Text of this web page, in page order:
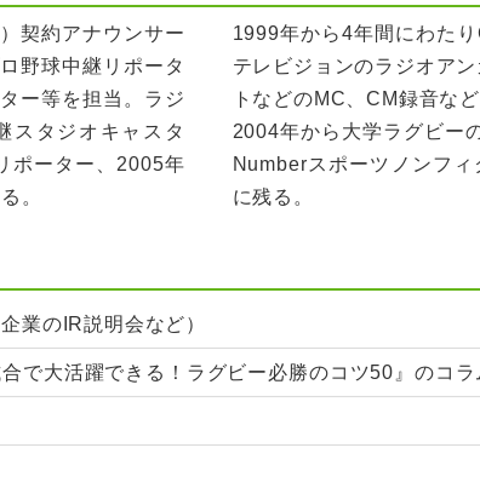
契約アナウンサー
野球中継リポータ
ー等を担当。ラジ
スタジオキャスタ
ポーター、2005年
。
1999年から4年間にわた
テレビジョンのラジオア
トなどのMC、CM録音な
2004年から大学ラグビー
Numberスポーツノンフ
に残る。
業のIR説明会など）
で大活躍できる！ラグビー必勝のコツ50』のコ